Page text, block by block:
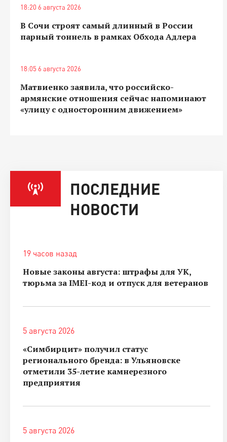
18:20 6 августа 2026
В Сочи строят самый длинный в России
парный тоннель в рамках Обхода Адлера
18:05 6 августа 2026
Матвиенко заявила, что российско-
армянские отношения сейчас напоминают
«улицу с односторонним движением»
ПОСЛЕДНИЕ
НОВОСТИ
19 часов назад
Новые законы августа: штрафы для УК,
тюрьма за IMEI-код и отпуск для ветеранов
5 августа 2026
«Симбирцит» получил статус
регионального бренда: в Ульяновске
отметили 35-летие камнерезного
предприятия
5 августа 2026